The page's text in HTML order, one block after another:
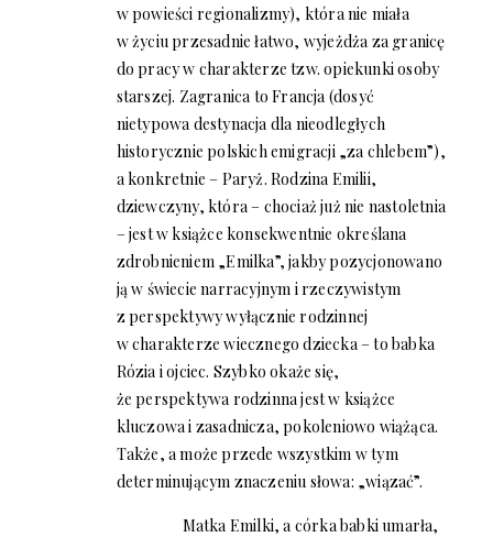
w powieści regionalizmy), która nie miała
w życiu przesadnie łatwo, wyjeżdża za granicę
do pracy w charakterze tzw. opiekunki osoby
starszej. Zagranica to Francja (dosyć
nietypowa destynacja dla nieodległych
historycznie polskich emigracji „za chlebem”),
a konkretnie – Paryż. Rodzina Emilii,
dziewczyny, która – chociaż już nie nastoletnia
– jest w książce konsekwentnie określana
zdrobnieniem „Emilka”, jakby pozycjonowano
ją w świecie narracyjnym i rzeczywistym
z perspektywy wyłącznie rodzinnej
w charakterze wiecznego dziecka – to babka
Rózia i ojciec. Szybko okaże się,
że perspektywa rodzinna jest w książce
kluczowa i zasadnicza, pokoleniowo wiążąca.
Także, a może przede wszystkim w tym
determinującym znaczeniu słowa: „wiązać”.
Matka Emilki, a córka babki umarła,